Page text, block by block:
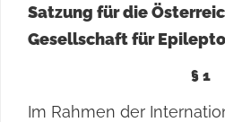
Satzung für die
Gesellschaft für
§ 1
Im Rahmen der